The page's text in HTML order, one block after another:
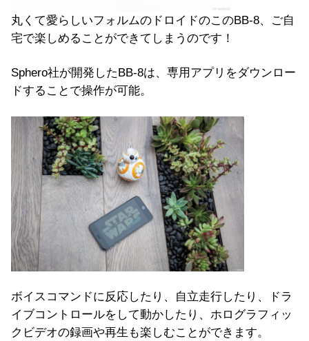
丸くて愛らしいフォルムのドロイドのこのBB-8、ご自
宅で楽しめることができてしまうのです！
Sphero社が開発したBB-8は、専用アプリをダウンロー
ドすることで操作が可能。
ボイスコマンドに反応したり、自立走行したり、ドラ
イブコントロールをして動かしたり、ホログラフィッ
クビデオの録画や再生も楽しむことができます。